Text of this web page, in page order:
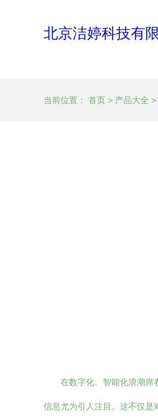
北京洁婷科技有
当前位置： 首页 > 产品大全 >
在数字化、智能化浪潮席
信息尤为引人注目。这不仅是